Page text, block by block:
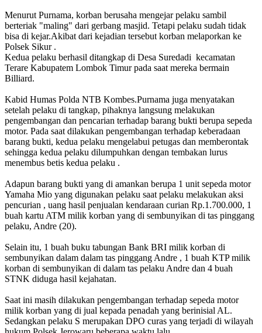
Menurut Purnama, korban berusaha mengejar pelaku sambil
berteriak "maling" dari gerbang masjid. Tetapi pelaku sudah tidak
bisa di kejar.Akibat dari kejadian tersebut korban melaporkan ke
Polsek Sikur .
Kedua pelaku berhasil ditangkap di Desa Suredadi kecamatan
Terare Kabupatem Lombok Timur pada saat mereka bermain
Billiard.
Kabid Humas Polda NTB Kombes.Purnama juga menyatakan
setelah pelaku di tangkap, pihaknya langsung melakukan
pengembangan dan pencarian terhadap barang bukti berupa sepeda
motor. Pada saat dilakukan pengembangan terhadap keberadaan
barang bukti, kedua pelaku mengelabui petugas dan memberontak
sehingga kedua pelaku dilumpuhkan dengan tembakan lurus
menembus betis kedua pelaku .
Adapun barang bukti yang di amankan berupa 1 unit sepeda motor
Yamaha Mio yang digunakan pelaku saat pelaku melakukan aksi
pencurian , uang hasil penjualan kendaraan curian Rp.1.700.000, 1
buah kartu ATM milik korban yang di sembunyikan di tas pinggang
pelaku, Andre (20).
Selain itu, 1 buah buku tabungan Bank BRI milik korban di
sembunyikan dalam dalam tas pinggang Andre , 1 buah KTP milik
korban di sembunyikan di dalam tas pelaku Andre dan 4 buah
STNK diduga hasil kejahatan.
Saat ini masih dilakukan pengembangan terhadap sepeda motor
milik korban yang di jual kepada penadah yang berinisial AL.
Sedangkan pelaku S merupakan DPO curas yang terjadi di wilayah